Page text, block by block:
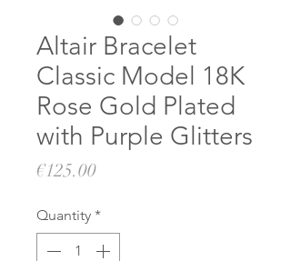
Altair Bracelet
Classic Model 18K
Rose Gold Plated
with Purple Glitters
€125.00Price
Quantity *